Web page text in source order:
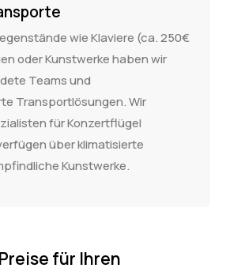
wie Klaviere (ca. 250€
oder Kunstwerke haben wir
Teams und
Transportlösungen. Wir
für Konzertflügel
über klimatisierte
Kunstwerke.
für Ihren